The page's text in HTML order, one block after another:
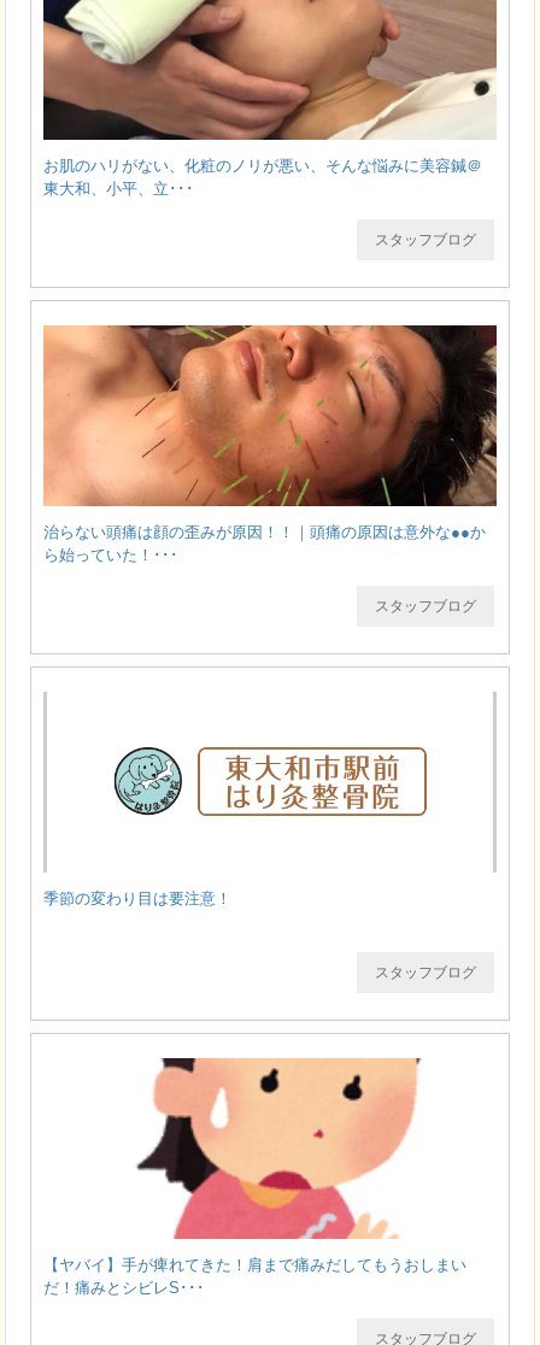
お肌のハリがない、化粧のノリが悪い、そんな悩みに美容鍼＠
東大和、小平、立･･･
スタッフブログ
治らない頭痛は顔の歪みが原因！！｜頭痛の原因は意外な●●か
ら始っていた！･･･
スタッフブログ
季節の変わり目は要注意！
スタッフブログ
【ヤバイ】手が痺れてきた！肩まで痛みだしてもうおしまい
だ！痛みとシビレS･･･
スタッフブログ